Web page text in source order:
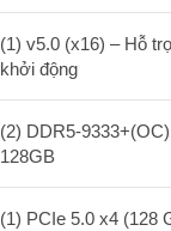
(1) v5.0 (x16) – Hỗ
khởi động
(2) DDR5-
128GB
(1) PCIe 5.0 x4 (128